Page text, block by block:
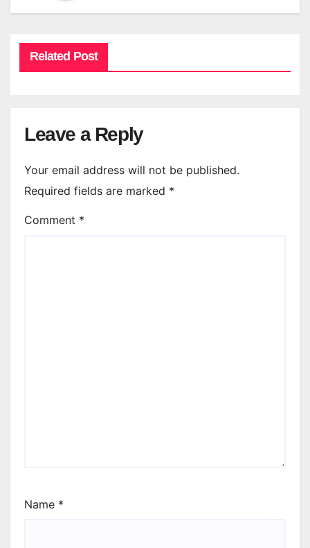
Related Post
Leave a Reply
Your email address will not be published.
Required fields are marked *
Comment *
Name *